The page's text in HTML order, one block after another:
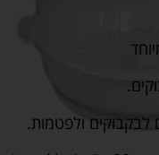
לבקבוקים ולפטמות.